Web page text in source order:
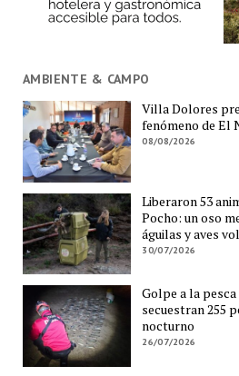
AMBIENTE & CAMPO
Villa Dolores
fenómeno de El
08/08/2026
Liberaron 53
Pocho: un oso
águilas y aves
30/07/2026
Golpe a la
secuestran 255
nocturno
26/07/2026